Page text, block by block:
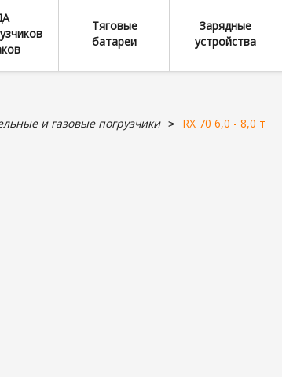
Тяговые
батареи
Зарядные
устройства
и газовые погрузчики RX 70 6,0 - 8,0 т